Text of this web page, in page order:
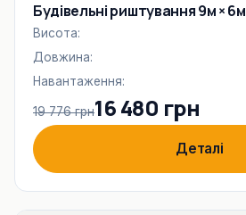
Будівельні риштування 9м × 6м
Висота:
Довжина:
Навантаження:
19 776 грн16 480 грн
Деталі